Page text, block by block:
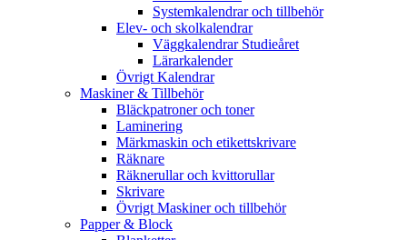
Systemkalendrar och tillbehör
Elev- och skolkalendrar
Väggkalendrar Studieåret
Lärarkalender
Övrigt Kalendrar
Maskiner & Tillbehör
Bläckpatroner och toner
Laminering
Märkmaskin och etikettskrivare
Räknare
Räknerullar och kvittorullar
Skrivare
Övrigt Maskiner och tillbehör
Papper & Block